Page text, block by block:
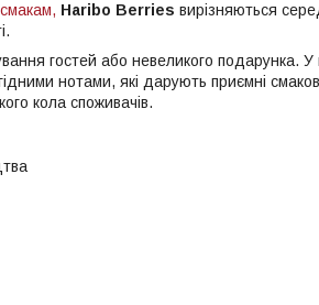
смакам, Haribo Berries вирізняються
гостей або невеликого подарунка. У
нотами, які дарують приємні
кола споживачів.